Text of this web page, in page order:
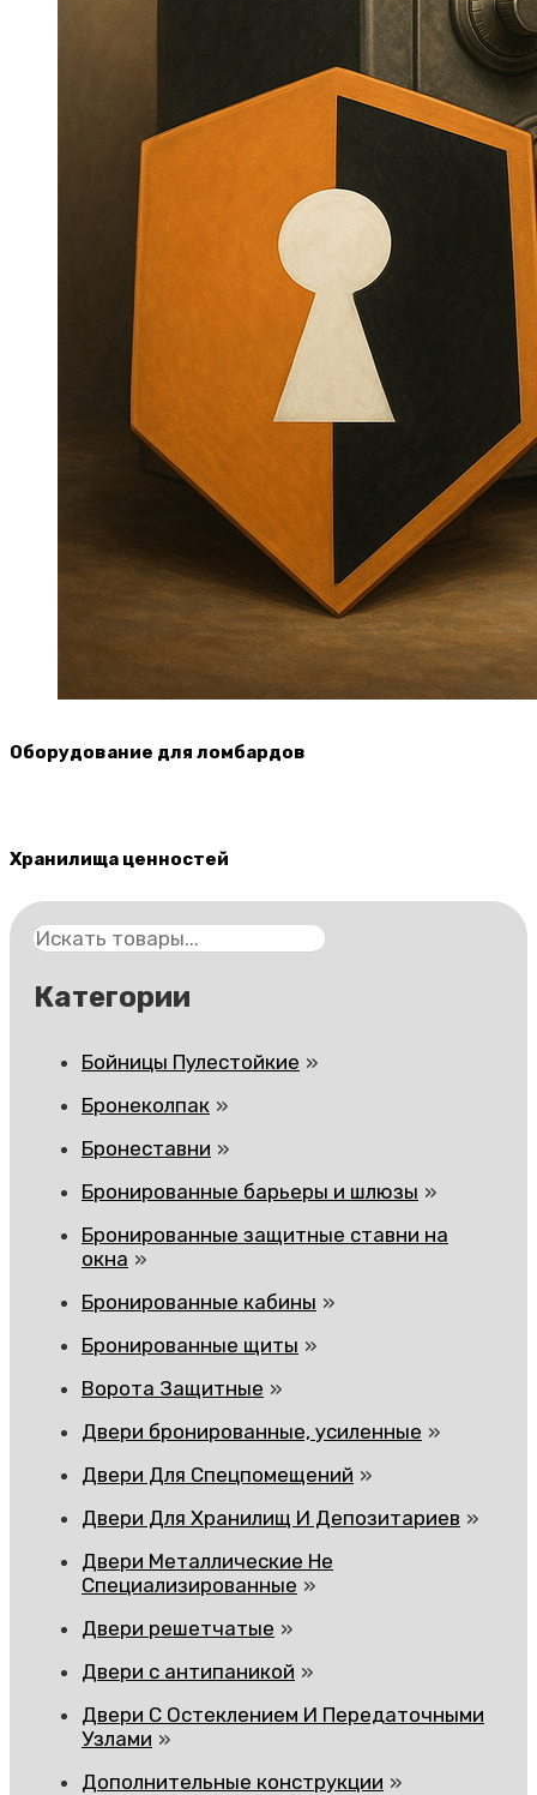
Оборудование для ломбардов
Хранилища ценностей
Поиск
Категории
Бойницы Пулестойкие
Бронеколпак
Бронеставни
Бронированные барьеры и шлюзы
Бронированные защитные ставни на
окна
Бронированные кабины
Бронированные щиты
Ворота Защитные
Двери бронированные, усиленные
Двери Для Спецпомещений
Двери Для Хранилищ И Депозитариев
Двери Металлические Не
Специализированные
Двери решетчатые
Двери с антипаникой
Двери С Остеклением И Передаточными
Узлами
Дополнительные конструкции